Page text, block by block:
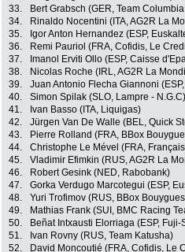
33.
Bert Grabsch (GER, Team
34.
Rinaldo Nocentini (ITA, AG2R La
35.
Igor Anton Hernandez (ESP,
36.
Remi Pauriol (FRA, Cofidis, Le
37.
Imanol Erviti Ollo (ESP, Caisse
38.
Nicolas Roche (IRL, AG2R La
39.
Juan Antonio Flecha Giannoni
40.
Simon Spilak (SLO, Lampre - N.G.C)
41.
Ivan Basso (ITA, Liquigas)
42.
Jürgen Van De Walle (BEL, Quick
43.
Pierre Rolland (FRA, BBox
44.
Christophe Le Mével (FRA,
45.
Vladimir Efimkin (RUS, AG2R La
46.
Robert Gesink (NED, Rabobank)
47.
Gorka Verdugo Marcotegui (ESP,
48.
Yuri Trofimov (RUS, BBox
49.
Mathias Frank (SUI, BMC Racing
50.
Beñat Intxausti Elorriaga (ESP, Fuji-
51.
Ivan Rovny (RUS, Team Katusha)
52.
David Moncoutié (FRA, Cofidis, Le